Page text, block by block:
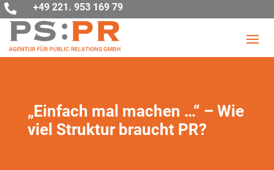
 +49 221. 953 169 79
„Einfach mal machen …“ – Wie
viel Struktur braucht PR?